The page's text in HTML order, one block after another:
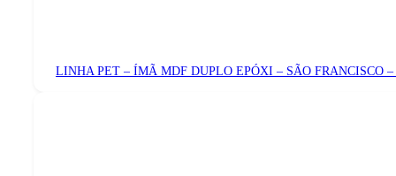
LINHA PET – ÍMÃ MDF DUPLO EPÓXI – SÃO FRANCISCO –